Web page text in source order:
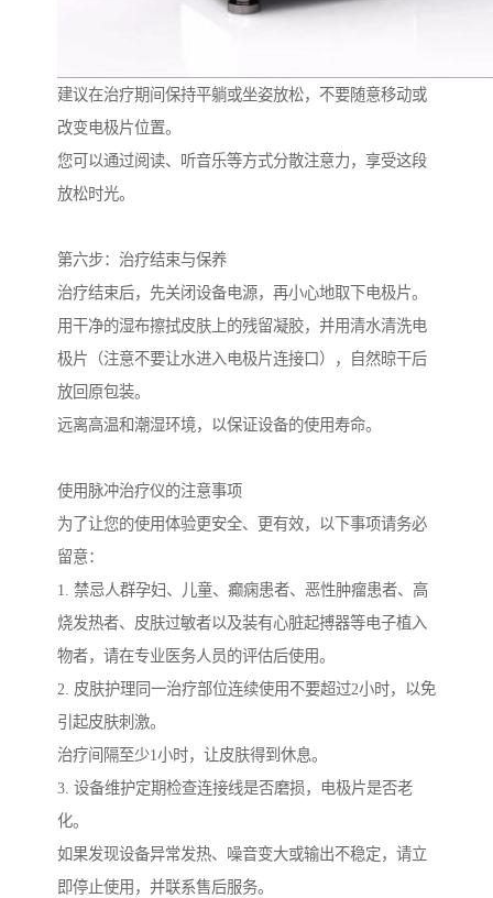
建议在治疗期间保持平躺或坐姿放松，不要随意移动或
改变电极片位置。
您可以通过阅读、听音乐等方式分散注意力，享受这段
放松时光。
第六步：治疗结束与保养
治疗结束后，先关闭设备电源，再小心地取下电极片。
用干净的湿布擦拭皮肤上的残留凝胶，并用清水清洗电
极片（注意不要让水进入电极片连接口），自然晾干后
放回原包装。
远离高温和潮湿环境，以保证设备的使用寿命。
使用脉冲治疗仪的注意事项
为了让您的使用体验更安全、更有效，以下事项请务必
留意：
1. 禁忌人群孕妇、儿童、癫痫患者、恶性肿瘤患者、高
烧发热者、皮肤过敏者以及装有心脏起搏器等电子植入
物者，请在专业医务人员的评估后使用。
2. 皮肤护理同一治疗部位连续使用不要超过2小时，以免
引起皮肤刺激。
治疗间隔至少1小时，让皮肤得到休息。
3. 设备维护定期检查连接线是否磨损，电极片是否老
化。
如果发现设备异常发热、噪音变大或输出不稳定，请立
即停止使用，并联系售后服务。